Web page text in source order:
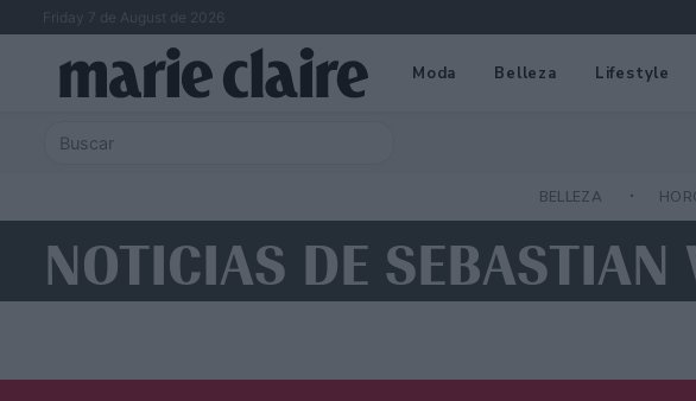
Friday 7 de August de 2026
Moda Belleza Lifestyle
BELLEZA
NOTICIAS DE SEBASTIAN